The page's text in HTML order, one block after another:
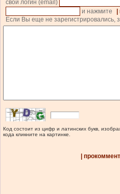
свой логин (email)
и нажмите
Если Вы еще не зарегистрировались,
Код состоит из цифр и латинских букв,
кода кликните на картинке.
|